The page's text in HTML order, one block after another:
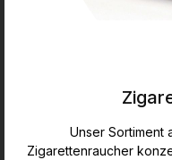
Unser Sortiment
Zigarettenraucher